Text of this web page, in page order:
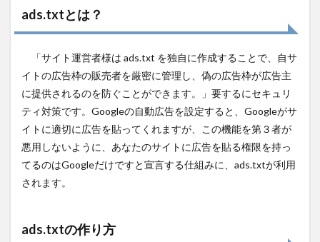
ads.txtとは？
「サイト運営者様は ads.txt を独自に作成することで、自サ
イトの広告枠の販売者を厳密に管理し、偽の広告枠が広告主
に提供されるのを防ぐことができます。」要するにセキュリ
ティ対策です。Googleの自動広告を設定すると、Googleがサ
イトに適切に広告を貼ってくれますが、この機能を第３者が
悪用しないように、あなたのサイトに広告を貼る権限を持っ
てるのはGoogleだけですと宣言する仕組みに、ads.txtが利用
されます。
ads.txtの作り方